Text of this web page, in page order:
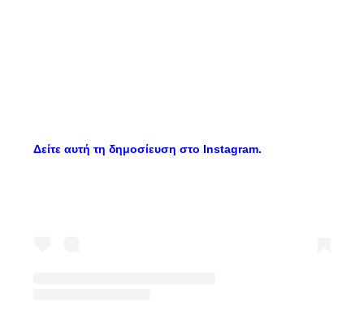
Δείτε αυτή τη δημοσίευση στο Instagram.